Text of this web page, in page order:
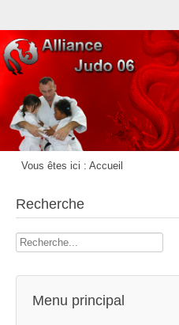
Vous êtes ici : Accueil
Recherche
Rechercher
Menu principal